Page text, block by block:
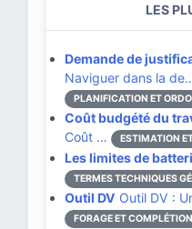
LES
Demande de
Naviguer dans la
PLANIFICATION ET
Coût budgété du
Coût …
ESTIMATION
Les limites de
TERMES TECHNIQUES
Outil DV Outil DV :
FORAGE ET